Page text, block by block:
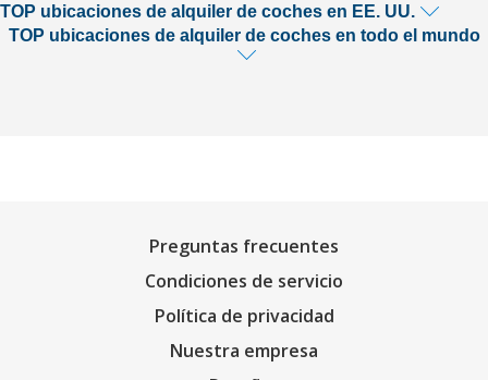
TOP ubicaciones de alquiler de coches en EE. UU.
TOP ubicaciones de alquiler de coches en todo el mundo
Preguntas frecuentes
Condiciones de servicio
Política de privacidad
Nuestra empresa